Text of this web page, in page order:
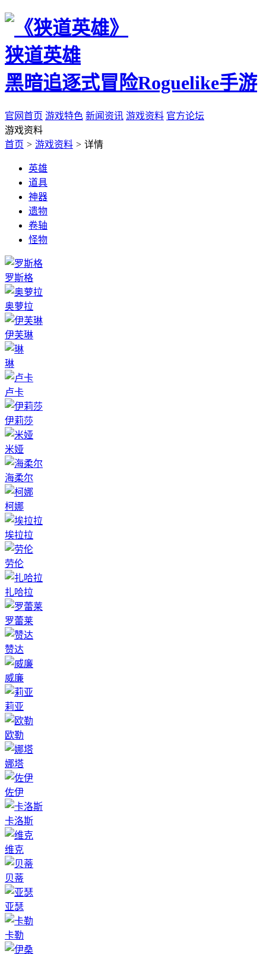
狭道英雄
黑暗追逐式冒险Roguelike手游
官网首页 游戏特色 新闻资讯 游戏资料 官方论坛
游戏资料
首页 > 游戏资料 > 详情
英雄
道具
神器
遗物
卷轴
怪物
罗斯格
奥萝拉
伊芙琳
琳
卢卡
伊莉莎
米娅
海柔尔
柯娜
埃拉拉
劳伦
扎哈拉
罗蕾莱
赞达
威廉
莉亚
欧勒
娜塔
佐伊
卡洛斯
维克
贝蒂
亚瑟
卡勒